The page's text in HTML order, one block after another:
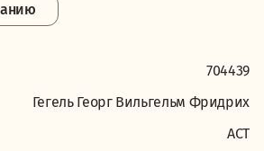
704439
Гегель Георг Вильгельм Фридрих
АСТ